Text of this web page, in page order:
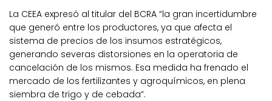
La CEEA expresó al titular del BCRA “la gran incertidumbre
que generó entre los productores, ya que afecta el
sistema de precios de los insumos estratégicos,
generando severas distorsiones en la operatoria de
cancelación de los mismos. Esa medida ha frenado el
mercado de los fertilizantes y agroquímicos, en plena
siembra de trigo y de cebada”.